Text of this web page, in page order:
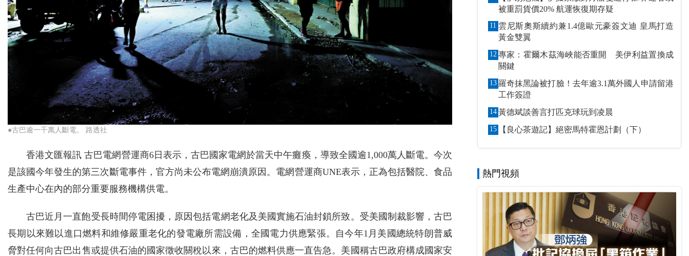
●古巴逾一千萬人斷電。 路透社
香港文匯報訊 古巴電網營運商6日表示，古巴國家電網於當天中午癱瘓，導致全國逾1,000萬人斷電。今次
是該國今年發生的第三次斷電事件，官方尚未公布電網崩潰原因。電網營運商UNE表示，正為包括醫院、食品
生產中心在內的部分重要服務機構供電。
古巴近月一直飽受長時間停電困擾，原因包括電網老化及美國實施石油封鎖所致。受美國制裁影響，古巴
長期以來難以進口燃料和維修嚴重老化的發電廠所需設備，全國電力供應緊張。自今年1月美國總統特朗普威
脅對任何向古巴出售或提供石油的國家徵收關稅以來，古巴的燃料供應一直告急。美國稱古巴政府構成國家安
被重罰貨價20% 航運恢復期存疑
11 雲尼斯奧斯續約兼1.4億歐元豪簽文迪 皇馬打造
黃金雙翼
12 專家：霍爾木茲海峽能否重開 美伊利益置換成
關鍵
13 羅奇抹黑論被打臉！去年逾3.1萬外國人申請留港
工作簽證
14 黃德斌談善言打匹克球玩到凌晨
15 【良心茶遊記】絕密馬特霍恩計劃（下）
熱門視頻